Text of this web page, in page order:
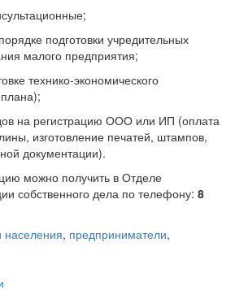
подготовки учредительных
малого предприятия;
технико-экономического
на регистрацию ООО или ИП (оплата
изготовление печатей, штампов,
документации).
можно получить в Отделе
собственного дела по телефону: 8
населения, предприниматели,